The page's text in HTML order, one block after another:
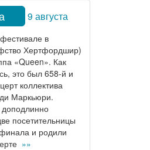
9 августа
в
Хертфордшир)
«Queen». Как
это был 658-й и
коллектива
Маркьюри.
посетительницы
и родили
»»